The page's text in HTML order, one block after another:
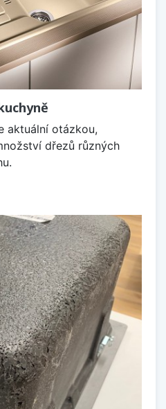
aktuální otázkou,
dřezů různých